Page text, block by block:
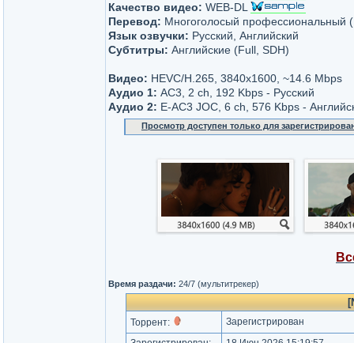
Качество видео: WEB-DL
Перевод: Многоголосый профессиональный
Язык озвучки: Русский, Английский
Субтитры: Английские (Full, SDH)
Видео: HEVC/H.265, 3840x1600, ~14.6 Mbps
Аудио 1: AC3, 2 ch, 192 Kbps - Русский
Аудио 2: E-AC3 JOC, 6 ch, 576 Kbps -
Просмотр доступен только для
Время раздачи: 24/7 (мультитрекер)
Торрент:
Зарегистрирован